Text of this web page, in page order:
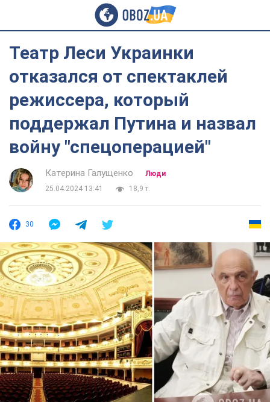
Театр Леси Украинки
отказался от спектаклей
режиссера, который
поддержал Путина и назвал
войну "спецоперацией"
Катерина Галущенко
Люди
25.04.2024 13:41
18,9 т.
30